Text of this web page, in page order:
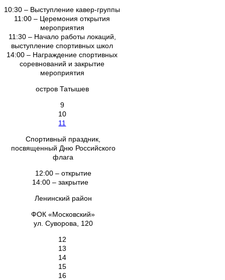
10:30 – Выступление кавер-группы
11:00 – Церемония открытия
мероприятия
11:30 – Начало работы локаций,
выступление спортивных школ
14:00 – Награждение спортивных
соревнований и закрытие
мероприятия
остров Татышев
9
10
11
Спортивный праздник,
посвященный Дню Российского
флага
12:00 – открытие
14:00 – закрытие
Ленинский район
ФОК «Московский»
ул. Суворова, 120
12
13
14
15
16